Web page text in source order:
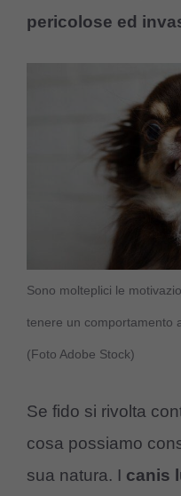
pericolose ed
Sono molteplici le
tenere un comportamento
(Foto Adobe Stock)
Se fido si rivolta
cosa possiamo
sua natura. I canis